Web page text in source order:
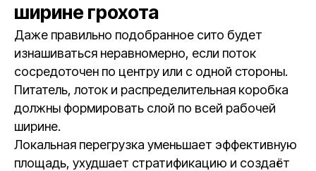
ширине грохота
Даже правильно подобранное сито будет
изнашиваться неравномерно, если поток
сосредоточен по центру или с одной стороны.
Питатель, лоток и распределительная коробка
должны формировать слой по всей рабочей
ширине.
Локальная перегрузка уменьшает эффективную
площадь, ухудшает стратификацию и создаёт